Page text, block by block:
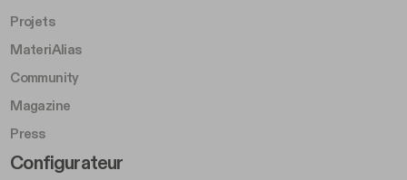
Projets
MateriAlias
Community
Magazine
Press
Footer Right Middle B
Configurateur